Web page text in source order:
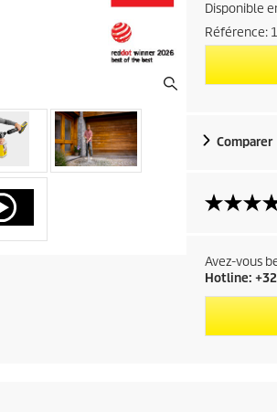
o
d
u
i
u
e
d
p
r
o
d
Disponible
Référence:
Comparer
Avez-vous
Hotline: